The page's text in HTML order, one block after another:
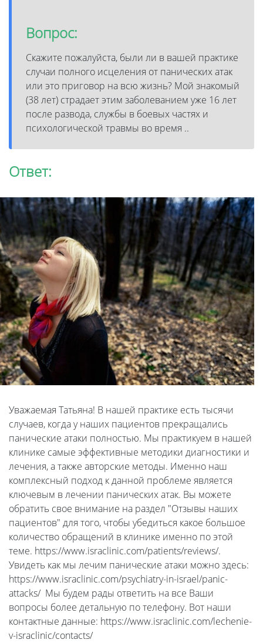
Вопрос:
Скажите пожалуйста, были ли в вашей практике
случаи полного исцеления от панических атак
или это приговор на всю жизнь? Мой знакомый
(38 лет) страдает этим заболеванием уже 16 лет
после развода, службы в боевых частях и
психологической травмы во время ..
Ответ:
Уважаемая Татьяна! В нашей практике есть тысячи
случаев, когда у наших пациентов прекращались
панические атаки полностью. Мы практикуем в нашей
клинике самые эффективные методики диагностики и
лечения, а также авторские методы. Именно наш
комплексный подход к данной проблеме является
ключевым в лечении панических атак. Вы можете
обратить свое внимание на раздел "Отзывы наших
пациентов" для того, чтобы убедиться какое большое
количество обращений в клинике именно по этой
теме. https://www.israclinic.com/patients/reviews/.
Увидеть как мы лечим панические атаки можно здесь:
https://www.israclinic.com/psychiatry-in-israel/panic-
attacks/ Мы будем рады ответить на все Ваши
вопросы более детальную по телефону. Вот наши
контактные данные: https://www.israclinic.com/lechenie-
v-israclinic/contacts/